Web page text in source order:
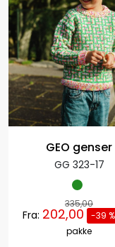
GEO genser
GG 323-17
335,00
Fra: 202,00 -39 %
pakke